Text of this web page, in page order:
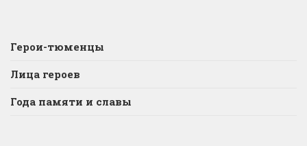
Герои-тюменцы
Лица героев
Года памяти и славы